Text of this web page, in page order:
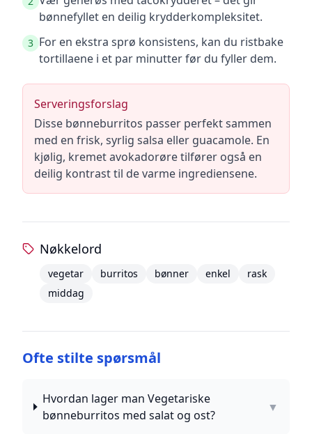
bønnefyllet en deilig krydderkompleksitet.
3 For en ekstra sprø konsistens, kan du ristbake
tortillaene i et par minutter før du fyller dem.
Serveringsforslag
Disse bønneburritos passer perfekt sammen
med en frisk, syrlig salsa eller guacamole. En
kjølig, kremet avokadorøre tilfører også en
deilig kontrast til de varme ingrediensene.
Nøkkelord
vegetar burritos bønner enkel
rask
middag
Ofte stilte spørsmål
Hvordan lager man Vegetariske
bønneburritos med salat og ost?
▼